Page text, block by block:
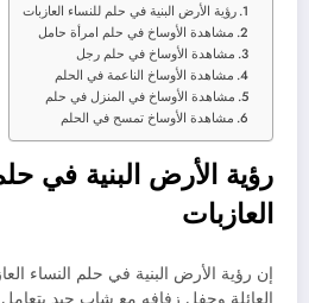
رؤية الأرض البنية في حلم للنساء العازبات
مشاهدة الأوساخ في حلم امرأة حامل
مشاهدة الأوساخ في حلم رجل
مشاهدة الأوساخ الناعمة في الحلم
مشاهدة الأوساخ في المنزل في حلم
مشاهدة الأوساخ تمسح في الحلم
رؤية الأرض البنية في
العازبات
إن رؤية الأرض البنية في حلم النساء